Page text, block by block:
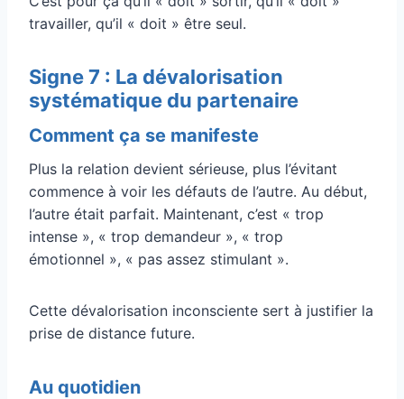
travailler, qu’il « doit » être seul.
Signe 7 : La dévalorisation
systématique du partenaire
Comment ça se manifeste
Plus la relation devient sérieuse, plus l’évitant
commence à voir les défauts de l’autre. Au début,
l’autre était parfait. Maintenant, c’est « trop
intense », « trop demandeur », « trop
émotionnel », « pas assez stimulant ».
Cette dévalorisation inconsciente sert à justifier la
prise de distance future.
Au quotidien